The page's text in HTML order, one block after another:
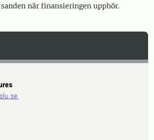
när finansieringen upphör.